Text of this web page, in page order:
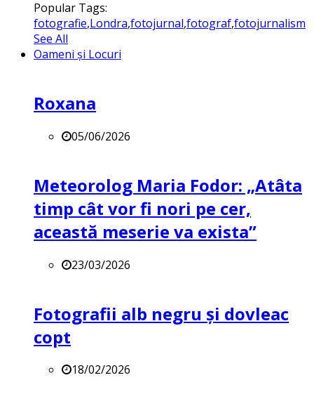
Popular Tags:
fotografie,Londra,fotojurnal,fotograf,fotojurnalism
See All
Oameni și Locuri
Roxana
05/06/2026
Meteorolog Maria Fodor: „Atâta
timp cât vor fi nori pe cer,
această meserie va exista”
23/03/2026
Fotografii alb negru și dovleac
copt
18/02/2026